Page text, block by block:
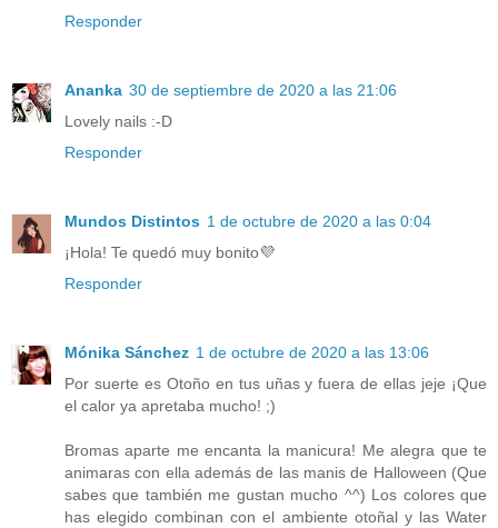
Responder
Ananka 30 de septiembre de 2020 a las 21:06
Lovely nails :-D
Responder
Mundos Distintos 1 de octubre de 2020 a las 0:04
¡Hola! Te quedó muy bonito💜
Responder
Mónika Sánchez 1 de octubre de 2020 a las 13:06
Por suerte es Otoño en tus uñas y fuera de ellas jeje ¡Que
el calor ya apretaba mucho! ;)
Bromas aparte me encanta la manicura! Me alegra que te
animaras con ella además de las manis de Halloween (Que
sabes que también me gustan mucho ^^) Los colores que
has elegido combinan con el ambiente otoñal y las Water